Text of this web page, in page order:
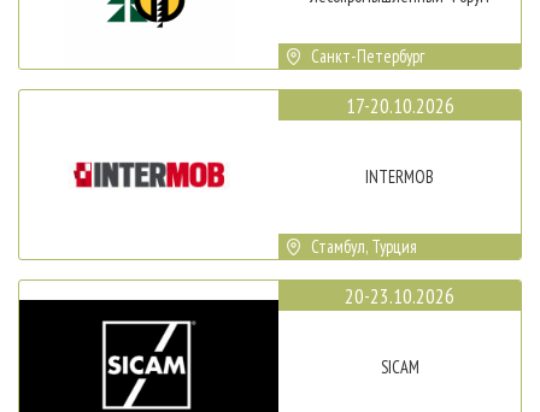
Санкт-Петербург
17-20.10.2026
INTERMOB
Стамбул, Турция
20-23.10.2026
SICAM